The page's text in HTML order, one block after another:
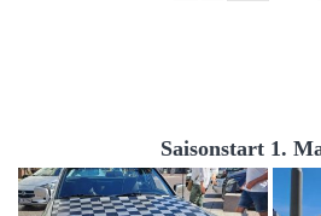
Saisonstart 1.